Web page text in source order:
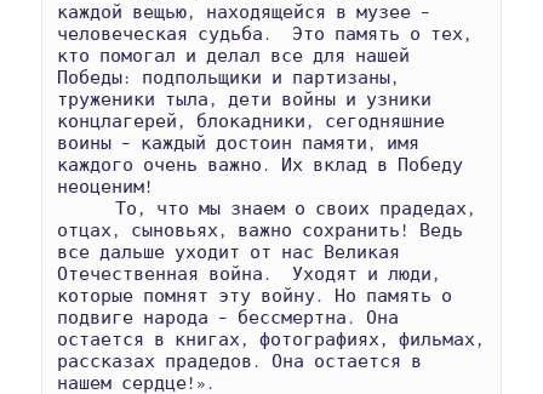
каждой вещью, находящейся в музее –
человеческая судьба.  Это память о тех,
кто помогал и делал все для нашей
Победы: подпольщики и партизаны,
труженики тыла, дети войны и узники
концлагерей, блокадники, сегодняшние
воины – каждый достоин памяти, имя
каждого очень важно. Их вклад в Победу
неоценим!
      То, что мы знаем о своих прадедах,
отцах, сыновьях, важно сохранить! Ведь
все дальше уходит от нас Великая
Отечественная война.  Уходят и люди,
которые помнят эту войну. Но память о
подвиге народа – бессмертна. Она
остается в книгах, фотографиях, фильмах,
рассказах прадедов. Она остается в
нашем сердце!».